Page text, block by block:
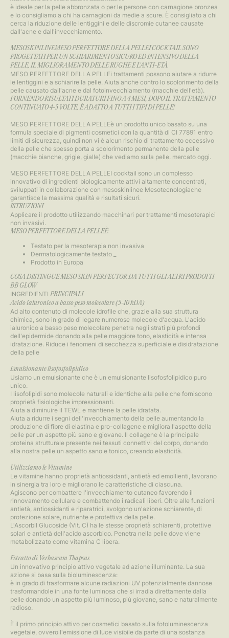
è ideale per la pelle abbronzata o per le persone con carnagione bronzea
e lo consigliamo a chi ha carnagioni da medie a scure. È consigliato a chi
cerca la riduzione delle lentiggini e delle discromie cutanee causate
dall'acne e dall'invecchiamento.​​​​​​
MESOSKINLINEMESO PERFETTORE DELLA PELLEI COCKTAIL SONO
PROGETTATI PER UN SCHIARIMENTO SICURO ED INTENSIVO DELLA
PELLE, IL MIGLIORAMENTO DELLE RUGHE E L'ANTI-ETÀ.
MESO PERFETTORE DELLA PELLEi trattamenti possono aiutare a ridurre
le lentiggini e a schiarire la pelle. Aiuta anche contro lo scolorimento della
pelle causato dall'acne e dal fotoinvecchiamento (macchie dell'età).
FORNENDO RISULTATI DURATURI FINO A 4 MESI, DOPO IL TRATTAMENTO
CONTINUATO 4-5 VOLTE, È ADATTO A TUTTI I TIPI DI PELLE!
MESO PERFETTORE DELLA PELLEè un prodotto unico basato su una
formula speciale di pigmenti cosmetici con la quantità di CI 77891 entro
limiti di sicurezza, quindi non vi è alcun rischio di trattamento eccessivo
della pelle che spesso porta a scolorimento permanente della pelle
(macchie bianche, grigie, gialle) che vediamo sulla pelle. mercato oggi.
MESO PERFETTORE DELLA PELLEI cocktail sono un complesso
innovativo di ingredienti biologicamente attivi altamente concentrati,
sviluppati in collaborazione con mesoskinlinee Mesotecnologiache
garantisce la massima qualità e risultati sicuri.
ISTRUZIONI
Applicare il prodotto utilizzando macchinari per trattamenti mesoterapici
non invasivi.
MESO PERFETTORE DELLA PELLEÈ:
Testato per la mesoterapia non invasiva
Dermatologicamente testato _
Prodotto in Europa
COSA DISTINGUE MESO SKIN PERFECTOR DA TUTTI GLI ALTRI PRODOTTI
BB GLOW
INGREDIENTI PRINCIPALI
Acido ialuronico a basso peso molecolare (5-10 kDA)
Ad alto contenuto di molecole idrofile che, grazie alla sua struttura
chimica, sono in grado di legare numerose molecole d'acqua. L'acido
ialuronico a basso peso molecolare penetra negli strati più profondi
dell'epidermide donando alla pelle maggiore tono, elasticità e intensa
idratazione. Riduce i fenomeni di secchezza superficiale e disidratazione
della pelle
Emulsionante lisofosfolipidico
Usiamo un emulsionante che è un emulsionante lisofosfolipidico puro
unico.
I lisofolipidi sono molecole naturali e identiche alla pelle che forniscono
proprietà fisiologiche impressionanti.
Aiuta a diminuire il TEWL e mantiene la pelle idratata.
Aiuta a ridurre i segni dell'invecchiamento della pelle aumentando la
produzione di fibre di elastina e pro-collagene e migliora l'aspetto della
pelle per un aspetto più sano e giovane. Il collagene è la principale
proteina strutturale presente nei tessuti connettivi del corpo, donando
alla nostra pelle un aspetto sano e tonico, creando elasticità.
Utilizziamo le Vitamine
Le vitamine hanno proprietà antiossidanti, antietà ed emollienti, lavorano
in sinergia tra loro e migliorano le caratteristiche di ciascuna.
Agiscono per combattere l'invecchiamento cutaneo favorendo il
rinnovamento cellulare e combattendo i radicali liberi. Oltre alle funzioni
antietà, antiossidanti e riparatrici, svolgono un'azione schiarente, di
protezione solare, nutriente e protettiva della pelle.
L'Ascorbil Glucoside (Vit. C) ha le stesse proprietà schiarenti, protettive
solari e antietà dell'acido ascorbico. Penetra nella pelle dove viene
metabolizzato come vitamina C libera.
Estratto di Verbascum Thapsus
Un innovativo principio attivo vegetale ad azione illuminante. La sua
azione si basa sulla bioluminescenza:
è in grado di trasformare alcune radiazioni UV potenzialmente dannose
trasformandole in una fonte luminosa che si irradia direttamente dalla
pelle donando un aspetto più luminoso, più giovane, sano e naturalmente
radioso.
È il primo principio attivo per cosmetici basato sulla fotoluminescenza
vegetale, ovvero l'emissione di luce visibile da parte di una sostanza